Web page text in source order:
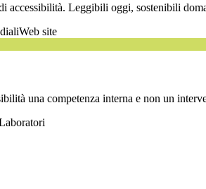
accessibilità. Leggibili oggi, sostenibili
Web site
una competenza interna e non un